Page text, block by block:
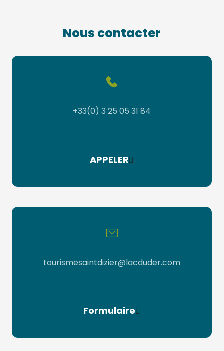
Nous contacter
+33(0) 3 25 05 31 84
APPELER
tourismesaintdizier@lacduder.com
Formulaire